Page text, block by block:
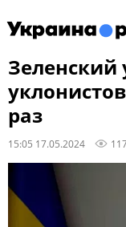
раз
15:05 17.05.2024